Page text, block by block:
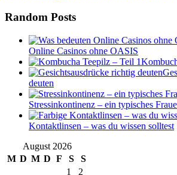
Random Posts
Online Casinos ohne OASIS
deuten
Stressinkontinenz – ein typisches
Kontaktlinsen – was du wissen solltest
August 2026
M D M D F S
S
1
2